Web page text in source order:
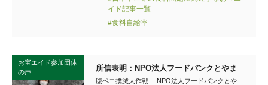
イド記事一覧
#食料自給率
お宝エイド参加団体
の声
所信表明：NPO法人フードバンクとやま
腹ペコ撲滅大作戦 「NPO法人フードバンクとや